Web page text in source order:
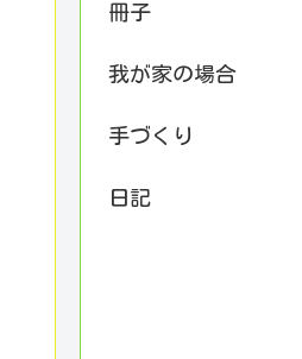
冊子
我が家の場合
手づくり
日記